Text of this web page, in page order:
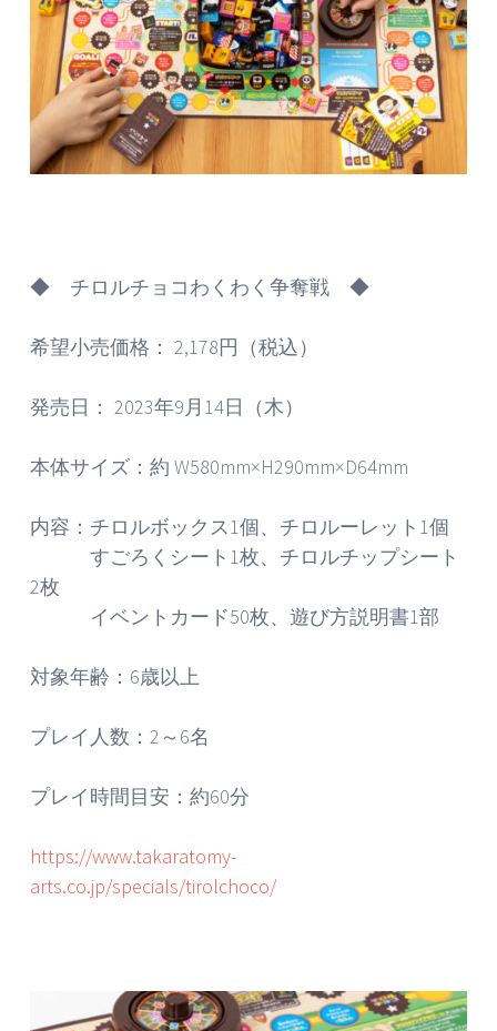
◆ チロルチョコわくわく争奪戦 ◆
希望小売価格： 2,178円（税込）
発売日： 2023年9月14日（木）
本体サイズ：約 W580mm×H290mm×D64mm
内容：チロルボックス1個、チロルーレット1個
すごろくシート1枚、チロルチップシート
2枚
イベントカード50枚、遊び方説明書1部
対象年齢：6歳以上
プレイ人数：2～6名
プレイ時間目安：約60分
https://www.takaratomy-
arts.co.jp/specials/tirolchoco/